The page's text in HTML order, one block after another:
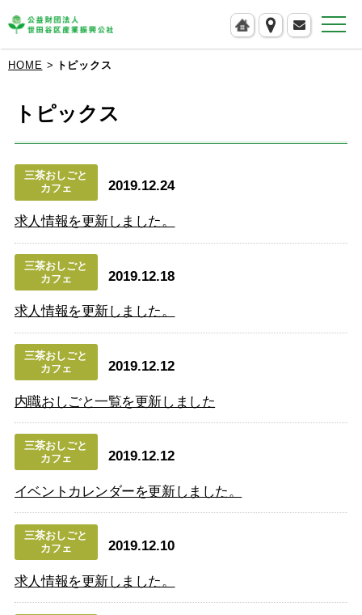
HOME トピックス
トピックス
三茶おしごと
カフェ
2019.12.24
求人情報を更新しました。
三茶おしごと
カフェ
2019.12.18
求人情報を更新しました。
三茶おしごと
カフェ
2019.12.12
内職おしごと一覧を更新しました
三茶おしごと
カフェ
2019.12.12
イベントカレンダーを更新しました。
三茶おしごと
カフェ
2019.12.10
求人情報を更新しました。